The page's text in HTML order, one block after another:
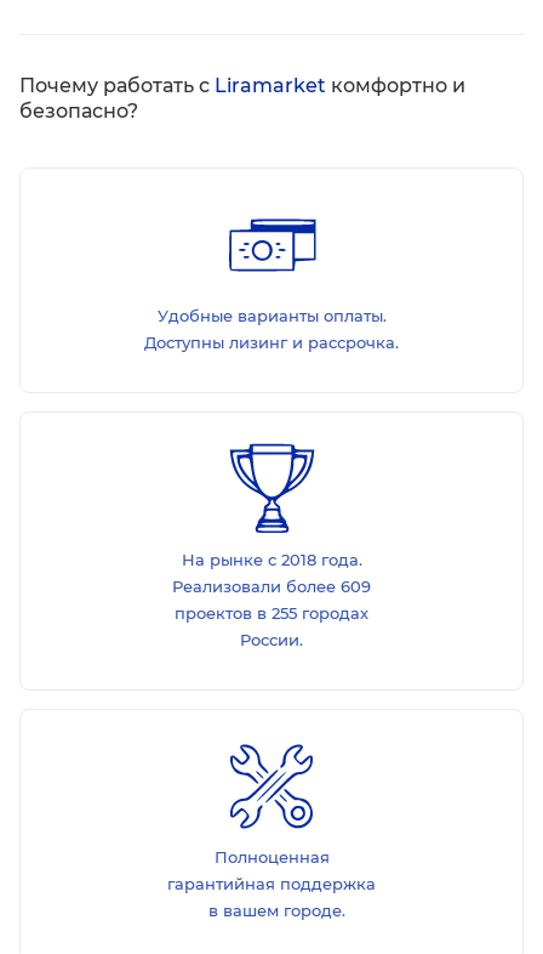
Почему работать с Liramarket комфортно и
безопасно?
Удобные варианты оплаты.
Доступны лизинг и рассрочка.
На рынке с 2018 года.
Реализовали более 609
проектов в 255 городах
России.
Полноценная
гарантийная поддержка
в вашем городе.